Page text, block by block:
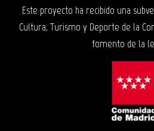
Este proyecto ha recibido una
Cultura, Turismo y Deporte de la
fomento de la